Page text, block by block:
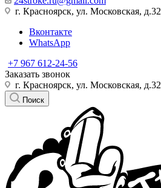
г. Красноярск, ул. Московская, д.32
Вконтакте
WhatsApp
+7 967 612-24-56
Заказать звонок
г. Красноярск, ул. Московская, д.32
Поиск